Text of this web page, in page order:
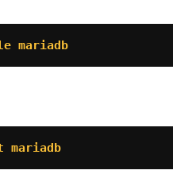
mariadb
mariadb